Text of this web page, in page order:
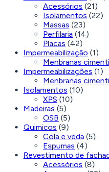
Acessórios (21)
Isolamentos (22)
Massas (23)
Perfilaria (14)
Placas (42)
Impermeabilização (1)
Menbranas
Impermeabilizações (1)
Menbranas
Isolamentos (10)
XPS (10)
Madeiras (5)
OSB (5)
Quimicos (9)
Cola e veda (5)
Espumas (4)
Revestimento de
Acessórios (8)